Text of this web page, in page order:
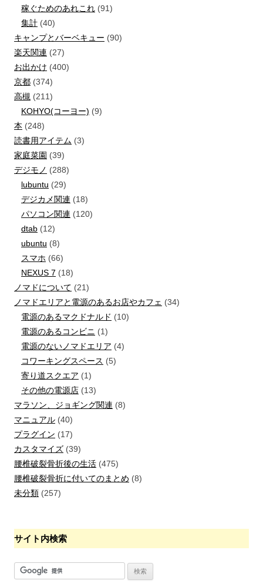
稼ぐためのあれこれ (91)
集計 (40)
キャンプとバーベキュー (90)
楽天関連 (27)
お出かけ (400)
京都 (374)
高槻 (211)
KOHYO(コーヨー) (9)
本 (248)
読書用アイテム (3)
家庭菜園 (39)
デジモノ (288)
lubuntu (29)
デジカメ関連 (18)
パソコン関連 (120)
dtab (12)
ubuntu (8)
スマホ (66)
NEXUS 7 (18)
ノマドについて (21)
ノマドエリアと電源のあるお店やカフェ (34)
電源のあるマクドナルド (10)
電源のあるコンビニ (1)
電源のないノマドエリア (4)
コワーキングスペース (5)
寄り道スクエア (1)
その他の電源店 (13)
マラソン、ジョギング関連 (8)
マニュアル (40)
プラグイン (17)
カスタマイズ (39)
腰椎破裂骨折後の生活 (475)
腰椎破裂骨折に付いてのまとめ (8)
未分類 (257)
サイト内検索